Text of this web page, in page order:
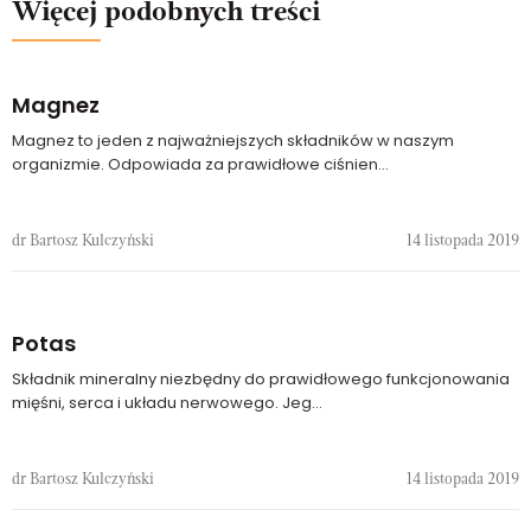
Więcej podobnych treści
Magnez
Magnez to jeden z najważniejszych składników w naszym
organizmie. Odpowiada za prawidłowe ciśnien...
dr Bartosz Kulczyński 14 listopada 2019
Potas
Składnik mineralny niezbędny do prawidłowego funkcjonowania
mięśni, serca i układu nerwowego. Jeg...
dr Bartosz Kulczyński 14 listopada 2019